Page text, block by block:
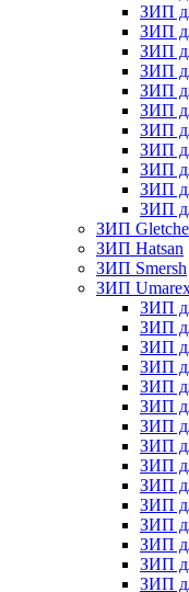
ЗИП
ЗИП
ЗИП
ЗИП
ЗИП
ЗИП
ЗИП
ЗИП
ЗИП
ЗИП
ЗИП
ЗИП
ЗИП Hatsan
ЗИП Smersh
ЗИП
ЗИП
ЗИП
ЗИП
ЗИП
ЗИП
ЗИП
ЗИП
ЗИП
ЗИП
ЗИП
ЗИП
ЗИП
ЗИП
ЗИП
ЗИП